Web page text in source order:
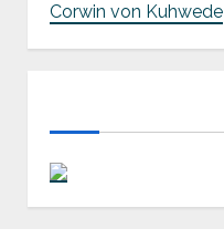
Corwin von Kuhwede